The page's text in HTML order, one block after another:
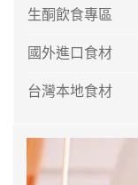
生酮飲食專區
國外進口食材
台灣本地食材